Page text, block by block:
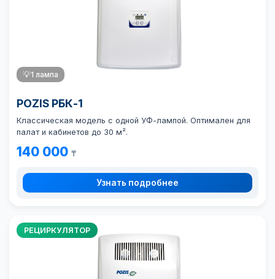
💡1 лампа
POZIS РБК-1
Классическая модель с одной УФ-лампой. Оптимален для
палат и кабинетов до 30 м².
140 000 ₸
Узнать подробнее
РЕЦИРКУЛЯТОР